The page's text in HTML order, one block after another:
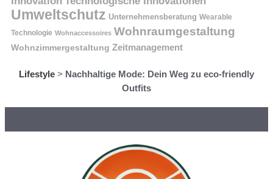
Umweltschutz Unternehmensberatung Wearable
Technologie Wohnaccessoires Wohnraumgestaltung
Wohnzimmergestaltung Zeitmanagement
Lifestyle > Nachhaltige Mode: Dein Weg zu eco-friendly
Outfits